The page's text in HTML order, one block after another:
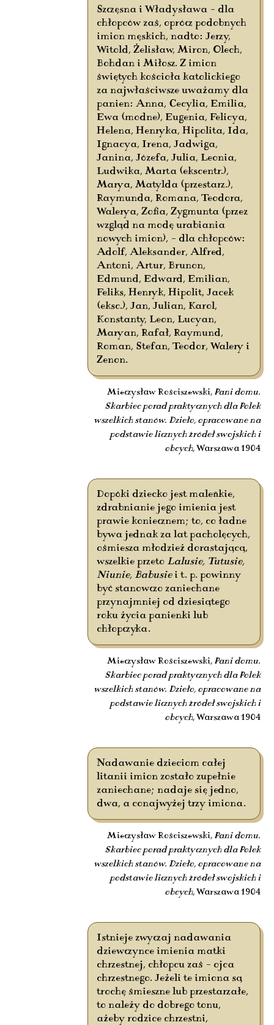
Szczęsna i Władysława – dla
chłopców zaś, oprócz podobnych
imion męskich, nadto: Jerzy,
Witold, Żelisław, Miron, Olech,
Bohdan i Miłosz. Z imion
świętych kościoła katolickiego
za najwłaściwsze uważamy dla
panien: Anna, Cecylia, Emilia,
Ewa (modne), Eugenia, Felicya,
Helena, Henryka, Hipolita, Ida,
Ignacya, Irena, Jadwiga,
Janina, Józefa, Julia, Leonia,
Ludwika, Marta (ekscentr.),
Marya, Matylda (przestarz.),
Raymunda, Romana, Teodora,
Walerya, Zofia, Zygmunta (przez
wzgląd na modę urabiania
nowych imion), – dla chłopców:
Adolf, Aleksander, Alfred,
Antoni, Artur, Brunon,
Edmund, Edward, Emilian,
Feliks, Henryk, Hipolit, Jacek
(eksc.), Jan, Julian, Karol,
Konstanty, Leon, Lucyan,
Maryan, Rafał, Raymund,
Roman, Stefan, Teodor, Walery i
Zenon.
Mieczysław Rościszewski, Pani domu.
Skarbiec porad praktycznych dla Polek
wszelkich stanów. Dzieło, opracowane na
podstawie licznych źródeł swojskich i
obcych, Warszawa 1904
Dopóki dziecko jest maleńkie,
zdrabnianie jego imienia jest
prawie koniecznem; to, co ładne
bywa jednak za lat pacholęcych,
ośmiesza młodzież dorastającą,
wszelkie przeto Lalusie, Tutusie,
Niunie, Babusiei t. p. powinny
być stanowczo zaniechane
przynajmniej od dziesiątego
roku życia panienki lub
chłopczyka.
Mieczysław Rościszewski, Pani domu.
Skarbiec porad praktycznych dla Polek
wszelkich stanów. Dzieło, opracowane na
podstawie licznych źródeł swojskich i
obcych, Warszawa 1904
Nadawanie dzieciom całej
litanii imion zostało zupełnie
zaniechane; nadaje się jedno,
dwa, a conajwyżej trzy imiona.
Mieczysław Rościszewski, Pani domu.
Skarbiec porad praktycznych dla Polek
wszelkich stanów. Dzieło, opracowane na
podstawie licznych źródeł swojskich i
obcych, Warszawa 1904
Istnieje zwyczaj nadawania
dziewczynce imienia matki
chrzestnej, chłopcu zaś – ojca
chrzestnego. Jeżeli te imiona są
trochę śmieszne lub przestarzałe,
to należy do dobrego tonu,
ażeby rodzice chrzestni,